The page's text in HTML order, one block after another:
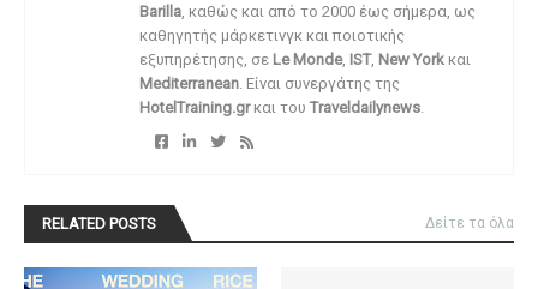
Barilla, καθώς και από το 2000 έως σήμερα, ως
καθηγητής μάρκετινγκ και ποιοτικής
εξυπηρέτησης, σε Le Monde, IST, New York και
Mediterranean. Είναι συνεργάτης της
HotelTraining.grκαι του Traveldailynews.
RELATED POSTS Δείτε τα όλα